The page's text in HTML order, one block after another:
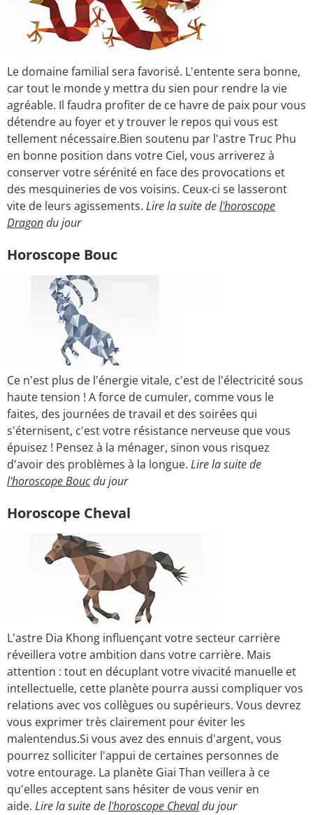
Le domaine familial sera favorisé. L'entente sera bonne,
car tout le monde y mettra du sien pour rendre la vie
agréable. Il faudra profiter de ce havre de paix pour vous
détendre au foyer et y trouver le repos qui vous est
tellement nécessaire.Bien soutenu par l'astre Truc Phu
en bonne position dans votre Ciel, vous arriverez à
conserver votre sérénité en face des provocations et
des mesquineries de vos voisins. Ceux-ci se lasseront
vite de leurs agissements. Lire la suite del'horoscope
Dragondu jour
Horoscope Bouc
Ce n'est plus de l'énergie vitale, c'est de l'électricité sous
haute tension ! A force de cumuler, comme vous le
faites, des journées de travail et des soirées qui
s'éternisent, c'est votre résistance nerveuse que vous
épuisez ! Pensez à la ménager, sinon vous risquez
d'avoir des problèmes à la longue. Lire la suite de
l'horoscope Boucdu jour
Horoscope Cheval
L'astre Dia Khong influençant votre secteur carrière
réveillera votre ambition dans votre carrière. Mais
attention : tout en décuplant votre vivacité manuelle et
intellectuelle, cette planète pourra aussi compliquer vos
relations avec vos collègues ou supérieurs. Vous devrez
vous exprimer très clairement pour éviter les
malentendus.Si vous avez des ennuis d'argent, vous
pourrez solliciter l'appui de certaines personnes de
votre entourage. La planète Giai Than veillera à ce
qu'elles acceptent sans hésiter de vous venir en
aide. Lire la suite del'horoscope Chevaldu jour